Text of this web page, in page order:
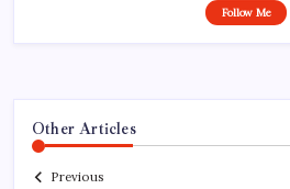
Follow Me
Other Articles
Previous